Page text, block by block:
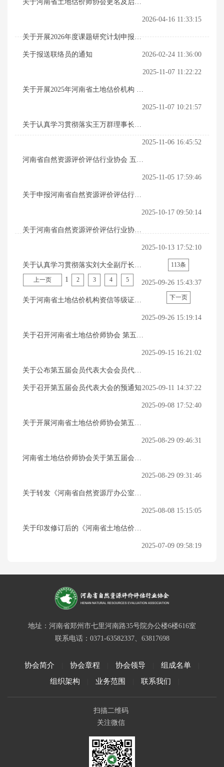
关于河南省土地估价师协会更名及启用
2026-04-16 11:33:15
关于开展2026年度课题研究计划申报工
作的通知 2026-02-24 11:36:00
关于报送联络员的通知
2025-11-07 11:22:22
关于开展2025年河南省土地估价机构 资
2025-11-07 10:21:57
关于认真学习贯彻落实王万群理事长在
委员会工作会议上讲话精神的通知
2025-11-06 16:45:52
河南省自然资源评价评估行业协会 五届
2025-11-05 17:59:46
关于申报河南省自然资源评价评估行业
2025-10-17 09:50:14
关于河南省自然资源评价评估行业协会
2025-10-13 17:52:10
关于认真学习贯彻落实刘大全副厅长和
王万群理事长在河南省土地估价师协会
第五届会员代表大会上讲话精神的通知
2025-09-26 15:43:37
关于河南省土地估价机构资信等级证书
2025-09-26 15:19:14
关于召开河南省土地估价师协会 第五届
2025-09-15 16:21:02
关于公布第五届会员代表大会会员代表
名单的通知 2025-09-11 14:37:22
关于召开第五届会员代表大会的预通知
2025-09-08 17:52:40
关于开展河南省土地估价师协会第五届
2025-08-29 09:46:31
河南省土地估价师协会关于第五届会员
2025-08-29 09:31:46
关于转发《河南省自然资源厅办公室关
知》的 通知
2025-08-08 15:15:05
关于印发修订后的《河南省土地估价报
2025-07-09 09:58:19
113条
上一页 1 2 3 4 5
下一页
地址：河南省郑州市七里河南路35号院办公楼6楼616室
联系电话：0371-63582337、63817698
协会简介 协会章程 协会领导 组成名单
组织架构 业务范围 联系我们
扫描二维码
关注微信